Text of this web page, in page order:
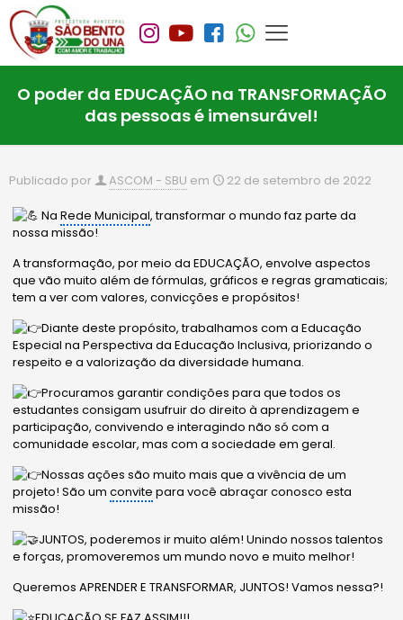
O poder da EDUCAÇÃO na TRANSFORMAÇÃO
das pessoas é imensurável!
Publicado por ASCOM - SBU em 22 de setembro de 2022
NaRede Municipal, transformar o mundo faz parte da
nossa missão!
A transformação, por meio da EDUCAÇÃO, envolve aspectos
que vão muito além de fórmulas, gráficos e regras gramaticais;
tem a ver com valores, convicções e propósitos!
Diante deste propósito, trabalhamos com a Educação
Especial na Perspectiva da Educação Inclusiva, priorizando o
respeito e a valorização da diversidade humana.
Procuramos garantir condições para que todos os
estudantes consigam usufruir do direito à aprendizagem e
participação, convivendo e interagindo não só com a
comunidade escolar, mas com a sociedade em geral.
Nossas ações são muito mais que a vivência de um
projeto! São umconvite para você abraçar conosco esta
missão!
JUNTOS, poderemos ir muito além! Unindo nossos talentos
e forças, promoveremos um mundo novo e muito melhor!
Queremos APRENDER E TRANSFORMAR, JUNTOS! Vamos nessa?!